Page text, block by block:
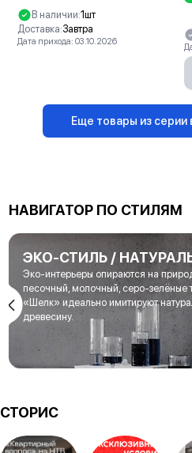
В наличии:1шт
Доставка:Завтра
Дата прихода: 03.10.2026
Еще товары из серии
НАВИГАТОР ПО СТИЛЯМ
ЭКО-СТИЛЬ /
Эко-интерьеры опираются на
песочный, молочный, серо-зелёные
«Шелк» идеально имитируют
древесину.
СТОРИС